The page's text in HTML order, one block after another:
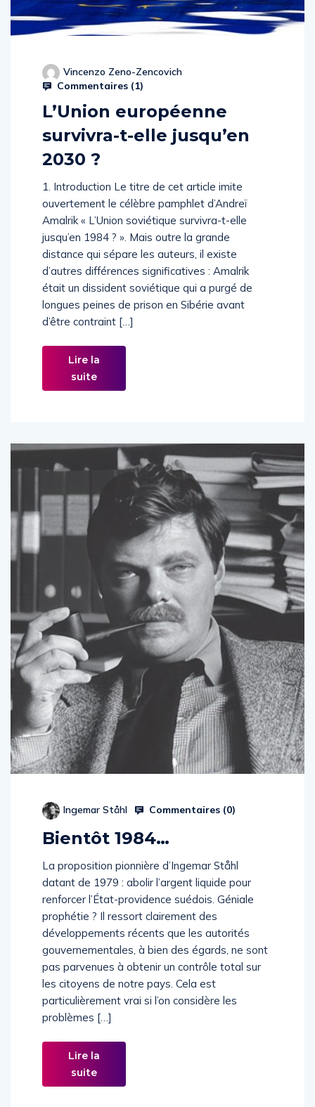
Vincenzo Zeno-Zencovich
Commentaires (1)
L’Union européenne
survivra-t-elle jusqu’en
2030 ?
1. Introduction Le titre de cet article imite
ouvertement le célèbre pamphlet d’Andreï
Amalrik « L’Union soviétique survivra-t-elle
jusqu’en 1984 ? ». Mais outre la grande
distance qui sépare les auteurs, il existe
d’autres différences significatives : Amalrik
était un dissident soviétique qui a purgé de
longues peines de prison en Sibérie avant
d’être contraint […]
Lire la
suite
Ingemar Ståhl Commentaires (0)
Bientôt 1984…
La proposition pionnière d’Ingemar Ståhl
datant de 1979 : abolir l’argent liquide pour
renforcer l’État-providence suédois. Géniale
prophétie ? Il ressort clairement des
développements récents que les autorités
gouvernementales, à bien des égards, ne sont
pas parvenues à obtenir un contrôle total sur
les citoyens de notre pays. Cela est
particulièrement vrai si l’on considère les
problèmes […]
Lire la
suite